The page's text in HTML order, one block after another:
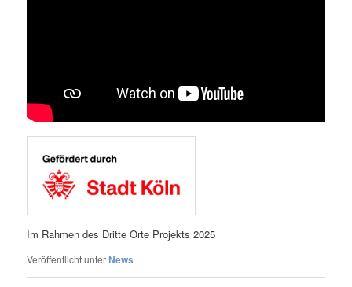
Im Rahmen des Dritte Orte Projekts 2025
Veröffentlicht unterNews